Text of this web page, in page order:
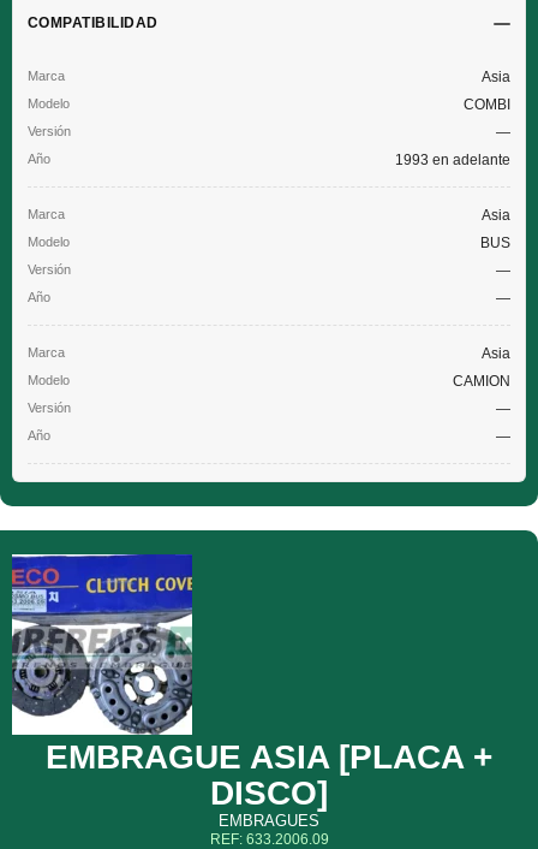
COMPATIBILIDAD
Asia
COMBI
—
1993 en adelante
Asia
BUS
—
—
Asia
CAMION
—
—
EMBRAGUE ASIA [PLACA +
DISCO]
EMBRAGUES
REF: 633.2006.09